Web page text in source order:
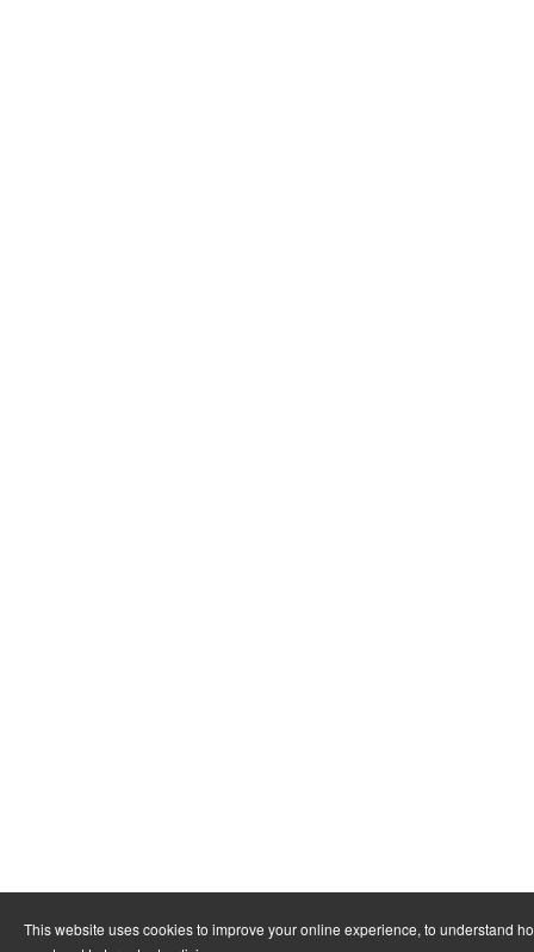
This website uses cookies to improve your online experience, to understand